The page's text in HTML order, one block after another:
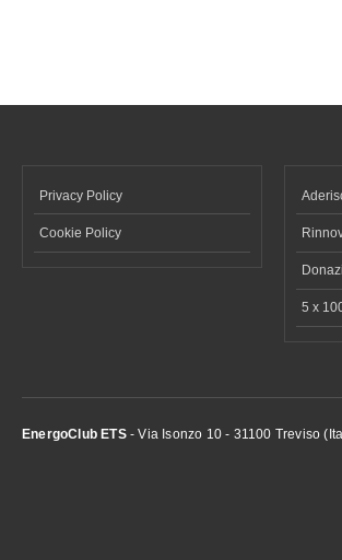
Privacy Policy
Cookie Policy
5 x
EnergoClub ETS- Via Isonzo 10 - 31100 Treviso